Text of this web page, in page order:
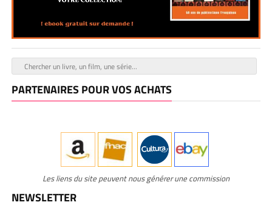
PARTENAIRES POUR VOS ACHATS
Les liens du site peuvent nous générer une commission
NEWSLETTER